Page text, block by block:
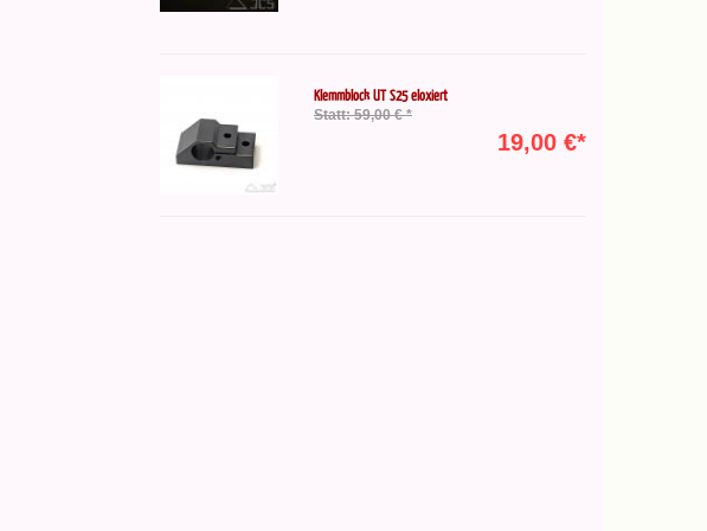
Klemmblock UT S25 eloxiert
Statt: 59,00 € *
19,00 €*